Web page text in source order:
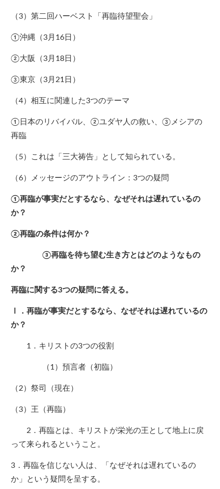
（3）第二回ハーベスト「再臨待望聖会」
①沖縄（3月16日）
②大阪（3月18日）
③東京（3月21日）
（4）相互に関連した3つのテーマ
①日本のリバイバル、②ユダヤ人の救い、③メシアの
再臨
（5）これは「三大祷告」として知られている。
（6）メッセージのアウトライン：3つの疑問
①再臨が事実だとするなら、なぜそれは遅れているの
か？
②再臨の条件は何か？
③再臨を待ち望む生き方とはどのようなもの
か？
再臨に関する3つの疑問に答える。
Ⅰ．再臨が事実だとするなら、なぜそれは遅れているの
か？
1．キリストの3つの役割
（1）預言者（初臨）
（2）祭司（現在）
（3）王（再臨）
2．再臨とは、キリストが栄光の王として地上に戻
って来られるということ。
3．再臨を信じない人は、「なぜそれは遅れているの
か」という疑問を呈する。